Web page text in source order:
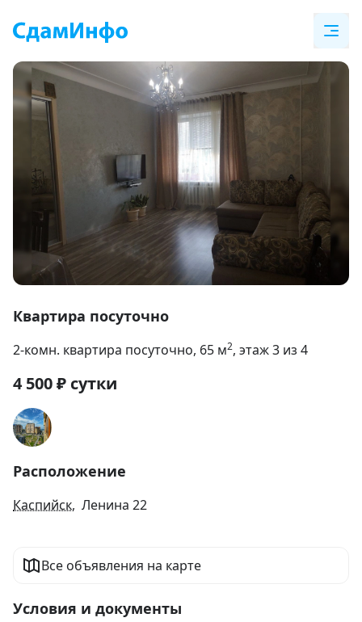
1
6
Квартира посуточно
2-комн. квартира посуточно, 65 м2, этаж 3 из 4
4 500₽ сутки
Расположение
Каспийск, Ленина 22
Все объявления на карте
Условия и документы